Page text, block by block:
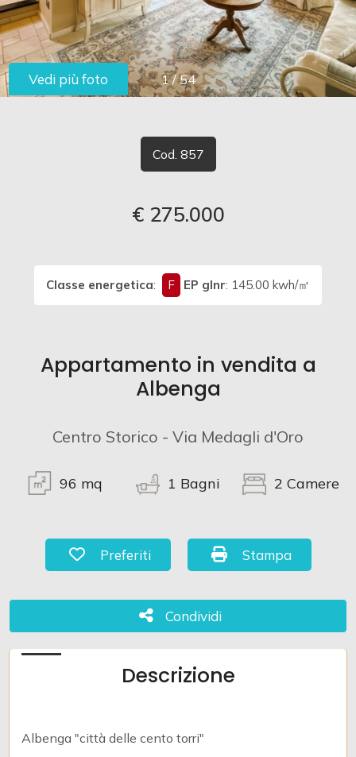
1 / 54
Vedi più foto
Cod. 857
€ 275.000
Classe energetica: F EP glnr: 145.00 kwh/㎡
Appartamento in vendita a
Albenga
Centro Storico - Via Medagli d'Oro
96 mq 1 Bagni 2 Camere
Preferiti: Cod. 857
Preferiti Stampa: Cod. 857
Stampa
Condividi
Condividi
Descrizione
Albenga "città delle cento torri"
LAVORA
CON
NOI
Provincia
Comune
Terreni
Totale